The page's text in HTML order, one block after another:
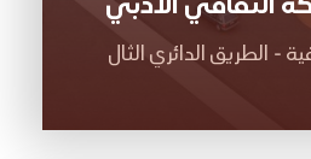
- الطريق الدائري الثال